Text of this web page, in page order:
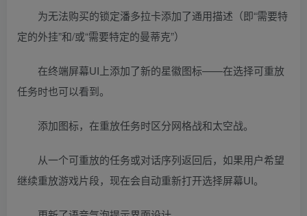
为无法购买的锁定潘多拉卡添加了通用描述（即“需要特
定的外挂”和/或“需要特定的曼蒂克”）
在终端屏幕UI上添加了新的星徽图标——在选择可重放
任务时也可以看到。
添加图标，在重放任务时区分网格战和太空战。
从一个可重放的任务或对话序列返回后，如果用户希望
继续重放游戏片段，现在会自动重新打开选择屏幕UI。